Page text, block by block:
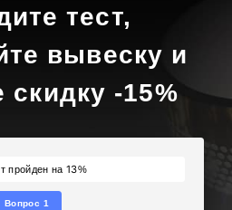
тест,
вывеску и
скидку -15%
пройден на 13%
Вопрос 1